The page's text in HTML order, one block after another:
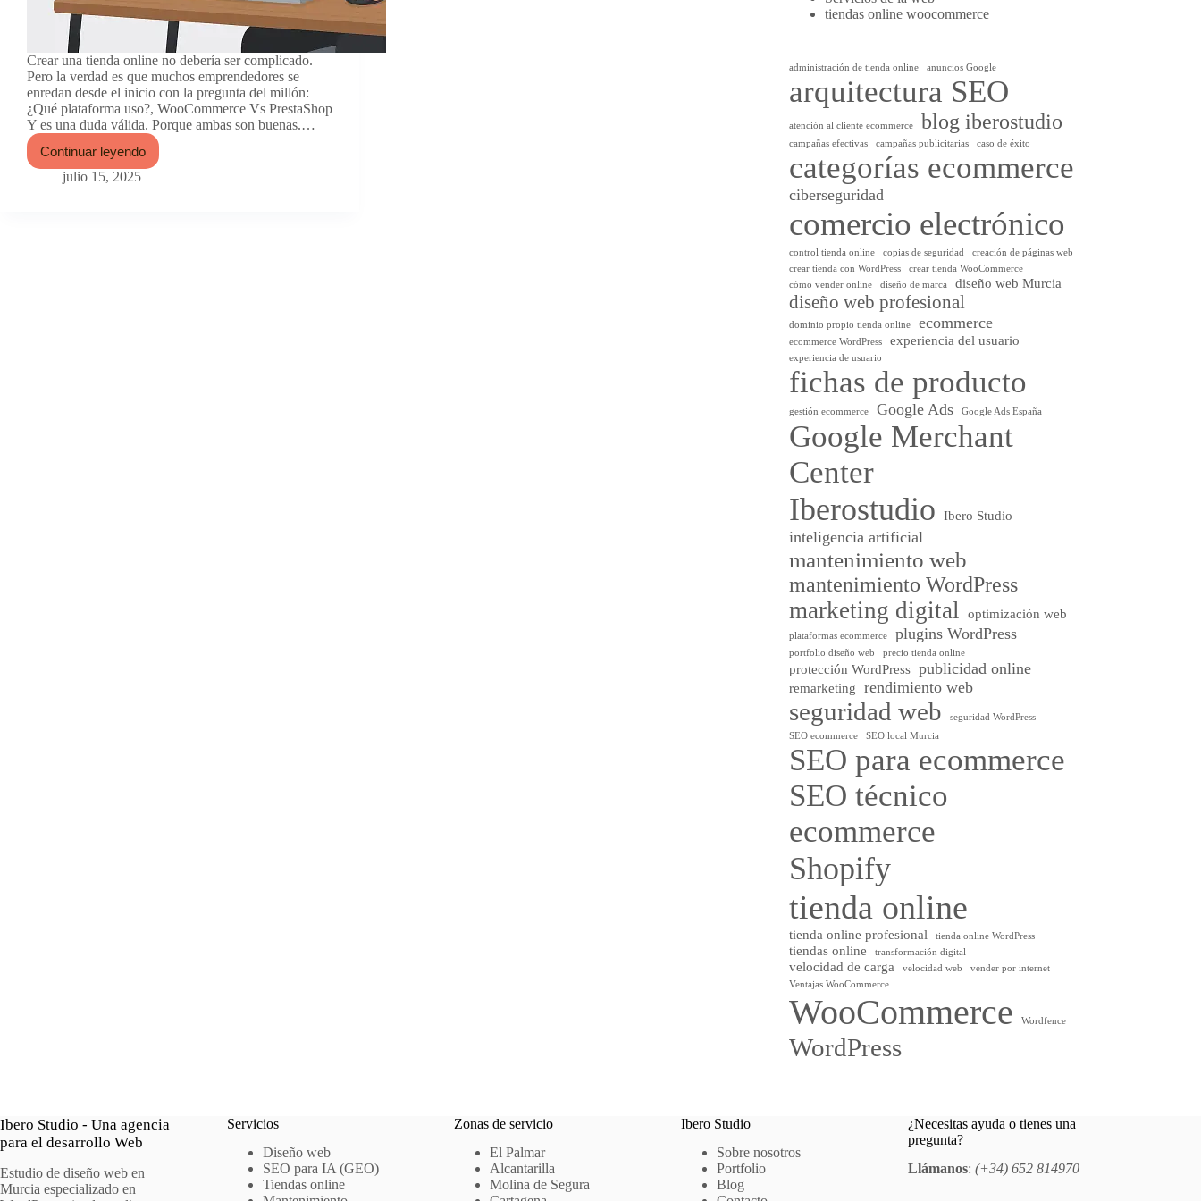
Crear una tienda online no debería ser complicado.
Pero la verdad es que muchos emprendedores se
enredan desde el inicio con la pregunta del millón:
¿Qué plataforma uso?, WooCommerce Vs PrestaShop
Y es una duda válida. Porque ambas son buenas.…
Continuar leyendo
WooCommerce
vs
PrestaShop:
julio 15, 2025
tiendas online woocommerce
administración de tienda online anuncios Google
arquitectura SEO
atención al cliente ecommerce blog iberostudio
campañas efectivas campañas publicitarias caso de éxito
categorías ecommerce
ciberseguridad
comercio electrónico
control tienda online copias de seguridad
creación de páginas web
crear tienda con WordPress
crear tienda WooCommerce
cómo vender online
diseño de marca diseño web Murcia
diseño web profesional
dominio propio tienda online ecommerce
ecommerce WordPress experiencia del usuario
experiencia de usuario
fichas de producto
gestión ecommerce Google Ads Google Ads España
Google Merchant
Center
Iberostudio Ibero Studio
inteligencia artificial
mantenimiento web
mantenimiento WordPress
marketing digital optimización web
plataformas ecommerce plugins WordPress
portfolio diseño web precio tienda online
protección WordPress publicidad online
remarketing rendimiento web
seguridad web
seguridad WordPress
SEO ecommerce
SEO local Murcia
SEO para ecommerce
SEO técnico
ecommerce
Shopify
tienda online
tienda online profesional tienda online WordPress
tiendas online transformación digital
velocidad de carga velocidad web
vender por internet
Ventajas WooCommerce
WooCommerce Wordfence
WordPress
Ibero Studio - Una agencia
para el desarrollo Web
Estudio de diseño web en
Murcia especializado en
Servicios
Diseño web
SEO para IA (GEO)
Tiendas online
Zonas de servicio
El Palmar
Alcantarilla
Molina de Segura
Ibero Studio
Sobre nosotros
Portfolio
Blog
¿Necesitas ayuda o tienes una
pregunta?
Llámanos: (+34) 652 814970